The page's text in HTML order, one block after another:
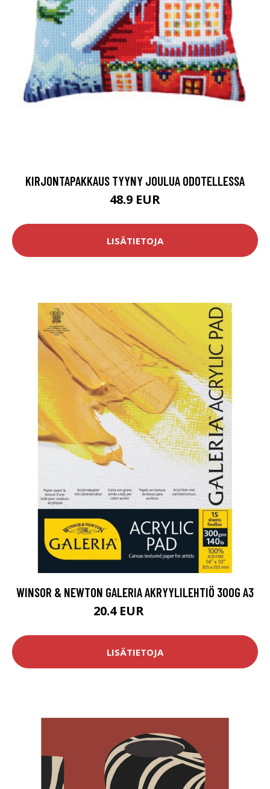
KIRJONTAPAKKAUS TYYNY JOULUA ODOTELLESSA
48.9 EUR
LISÄTIETOJA
WINSOR & NEWTON GALERIA AKRYYLILEHTIÖ 300G A3
20.4 EUR
LISÄTIETOJA